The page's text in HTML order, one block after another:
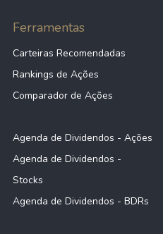
Ferramentas
Carteiras Recomendadas
Rankings de Ações
Comparador de Ações
Agenda de Dividendos - Ações
Agenda de Dividendos -
Stocks
Agenda de Dividendos - BDRs